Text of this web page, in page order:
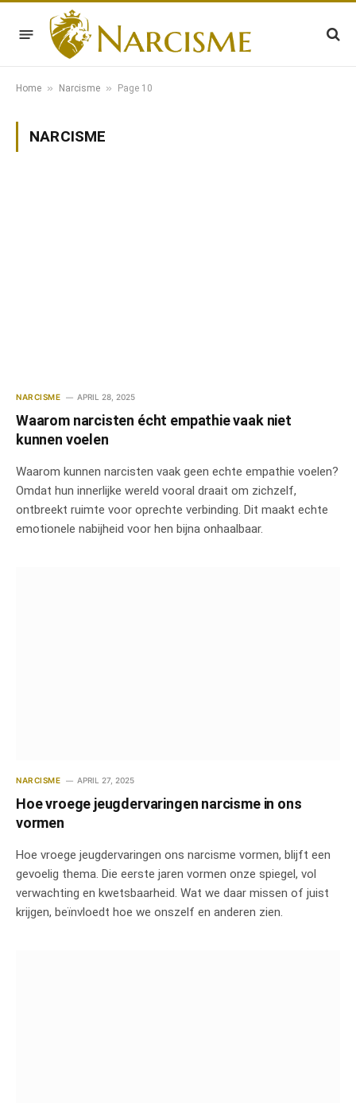
Home » Narcisme » Page 10
NARCISME
NARCISME APRIL 28, 2025
Waarom narcisten écht empathie vaak niet
kunnen voelen
Waarom kunnen narcisten vaak geen echte empathie voelen?
Omdat hun innerlijke wereld vooral draait om zichzelf,
ontbreekt ruimte voor oprechte verbinding. Dit maakt echte
emotionele nabijheid voor hen bijna onhaalbaar.
NARCISME APRIL 27, 2025
Hoe vroege jeugdervaringen narcisme in ons
vormen
Hoe vroege jeugdervaringen ons narcisme vormen, blijft een
gevoelig thema. Die eerste jaren vormen onze spiegel, vol
verwachting en kwetsbaarheid. Wat we daar missen of juist
krijgen, beïnvloedt hoe we onszelf en anderen zien.